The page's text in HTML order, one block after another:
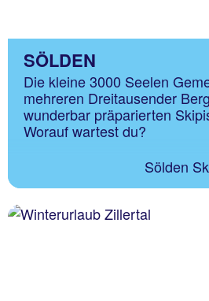
SÖLDEN
Die kleine 3000 Seelen
mehreren Dreitausender
wunderbar präparierten
Worauf wartest du?
Sölden